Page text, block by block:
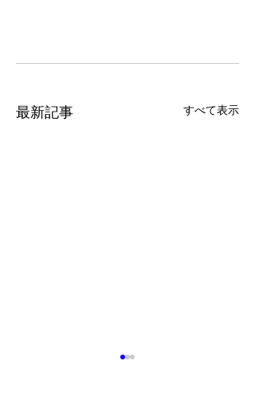
最新記事 すべて表示